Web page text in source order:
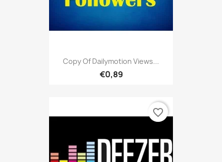
Copy Of Dailymotion Views...
€0,89
favorite_border